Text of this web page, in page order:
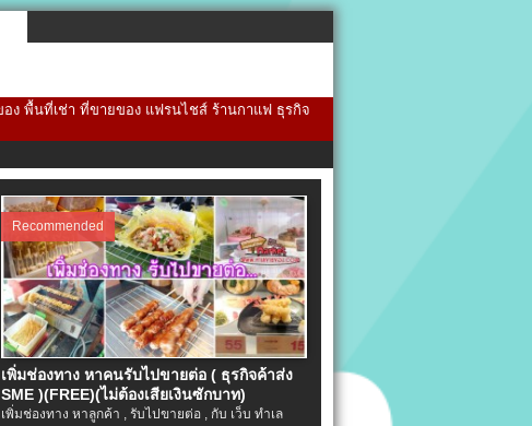
ง พื้นที่เช่า ที่ขายของ แฟรนไชส์ ร้านกาแฟ ธุรกิจ
Recommended
เพิ่มช่องทาง หาคนรับไปขายต่อ ( ธุรกิจค้าส่ง
SME )(FREE)(ไม่ต้องเสียเงินซักบาท)
เพิ่มช่องทาง หาลูกค้า , รับไปขายต่อ , กับ เว็บ ทำเล